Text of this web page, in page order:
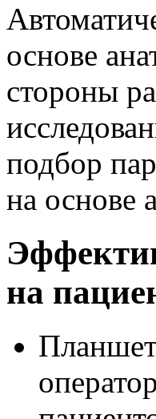
основе
стороны
подбор
на основе
на